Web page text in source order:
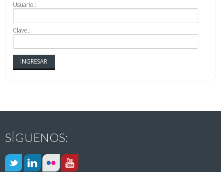
Usuario.:
Clave.:
SÍGUENOS: